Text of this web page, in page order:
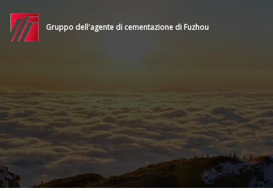
Gruppo dell'agente di cementazione di Fuzhou